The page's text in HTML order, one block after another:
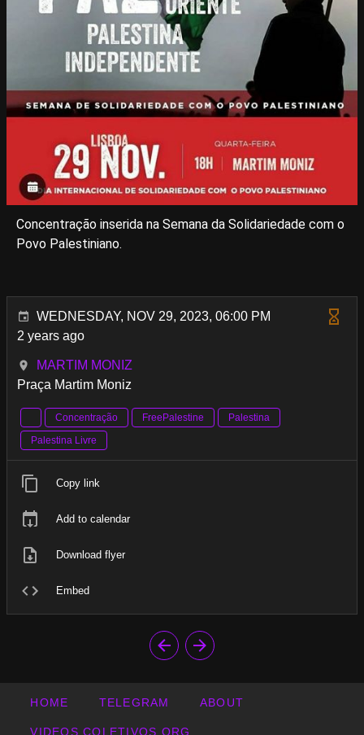
Concentração inserida na Semana da Solidariedade com o
Povo Palestiniano.
WEDNESDAY, NOV 29, 2023, 06:00 PM
2 years ago
MARTIM MONIZ
Praça Martim Moniz
Concentração FreePalestine
Palestina
Palestina Livre
Copy link
Add to calendar
Download flyer
Embed
HOME TELEGRAM ABOUT
VIDEOS.COLETIVOS.ORG